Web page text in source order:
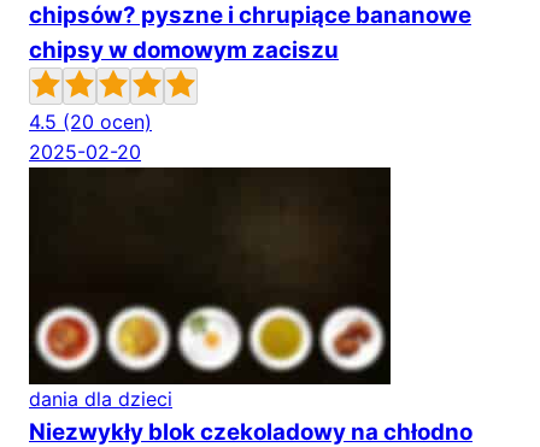
chipsów? pyszne i chrupiące bananowe
chipsy w domowym zaciszu
4.5 (20 ocen)
2025-02-20
dania dla dzieci
Niezwykły blok czekoladowy na chłodno